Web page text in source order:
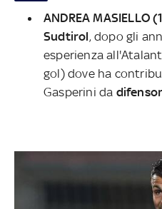
ANDREA MASIELLO
Sudtirol, dopo gli
esperienza
gol) dove ha
Gasperini da